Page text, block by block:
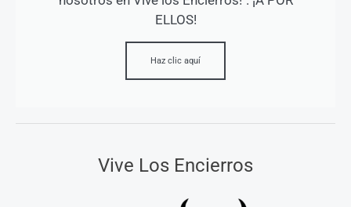
ELLOS!
Haz clic aquí
Vive Los Encierros